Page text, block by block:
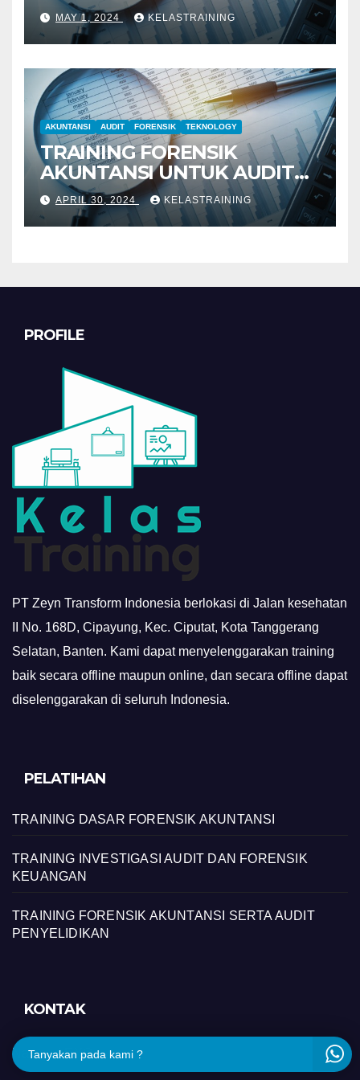
PENYELIDIKAN
MAY 1, 2024 KELASTRAINING
AKUNTANSI AUDIT FORENSIK TEKNOLOGY
TRAINING FORENSIK
AKUNTANSI UNTUK AUDIT
INVESTIGATIF
APRIL 30, 2024 KELASTRAINING
PROFILE
PT Zeyn Transform Indonesia berlokasi di Jalan kesehatan
II No. 168D, Cipayung, Kec. Ciputat, Kota Tanggerang
Selatan, Banten. Kami dapat menyelenggarakan training
baik secara offline maupun online, dan secara offline dapat
diselenggarakan di seluruh Indonesia.
PELATIHAN
TRAINING DASAR FORENSIK AKUNTANSI
TRAINING INVESTIGASI AUDIT DAN FORENSIK
KEUANGAN
TRAINING FORENSIK AKUNTANSI SERTA AUDIT
PENYELIDIKAN
KONTAK
Nama :ARYO
Tanyakan pada kami ?